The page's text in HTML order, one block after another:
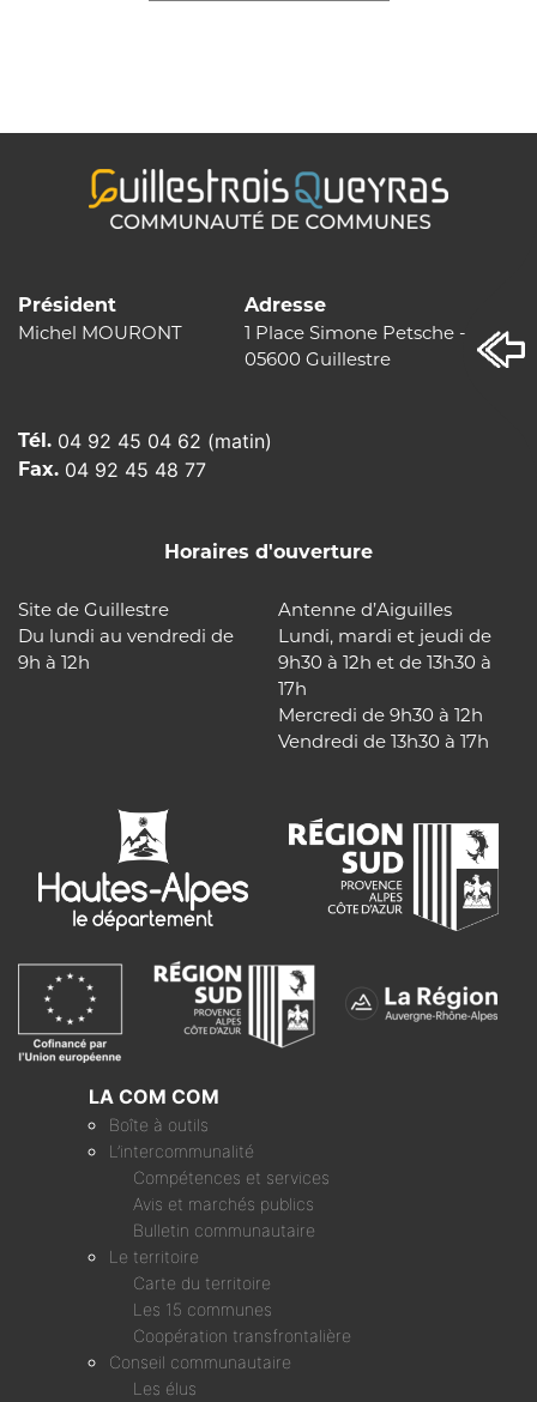
Président
Michel MOURONT
Adresse
1 Place Simone Petsche - BP 12
05600 Guillestre
Tél. 04 92 45 04 62 (matin)
Fax. 04 92 45 48 77
Horaires d'ouverture
Site de Guillestre
Du lundi au vendredi de
9h à 12h
Antenne d’Aiguilles
Lundi, mardi et jeudi de
9h30 à 12h et de 13h30 à
17h
Mercredi de 9h30 à 12h
Vendredi de 13h30 à 17h
LA COM COM
Boîte à outils
L’intercommunalité
Compétences et services
Avis et marchés publics
Bulletin communautaire
Le territoire
Carte du territoire
Les 15 communes
Coopération transfrontalière
Conseil communautaire
Les élus